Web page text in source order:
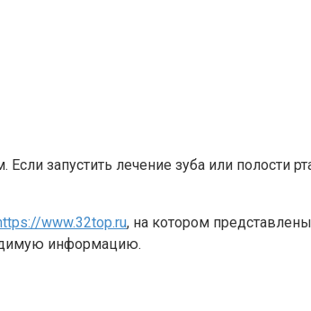
запустить лечение зуба или полости
www.32top.ru, на котором
информацию.